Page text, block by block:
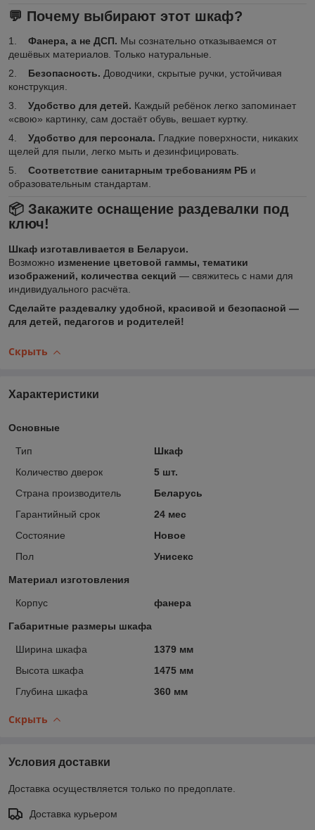
💬 Почему выбирают этот шкаф?
1. Фанера, а не ДСП. Мы сознательно отказываемся от
дешёвых материалов. Только натуральные.
2. Безопасность. Доводчики, скрытые ручки, устойчивая
конструкция.
3. Удобство для детей. Каждый ребёнок легко запоминает
«свою» картинку, сам достаёт обувь, вешает куртку.
4. Удобство для персонала. Гладкие поверхности, никаких
щелей для пыли, легко мыть и дезинфицировать.
5. Соответствие санитарным требованиям РБ и
образовательным стандартам.
📦 Закажите оснащение раздевалки под
ключ!
Шкаф изготавливается в Беларуси.
Возможно изменение цветовой гаммы, тематики
изображений, количества секций — свяжитесь с нами для
индивидуального расчёта.
Сделайте раздевалку удобной, красивой и безопасной —
для детей, педагогов и родителей!
Скрыть
Характеристики
Основные
Тип
Шкаф
Количество дверок
5 шт.
Страна производитель
Беларусь
Гарантийный срок
24 мес
Состояние
Новое
Пол
Унисекс
Материал изготовления
Корпус фанера
Габаритные размеры шкафа
Ширина шкафа
1379 мм
Высота шкафа
1475 мм
Глубина шкафа
360 мм
Скрыть
Условия доставки
Доставка осуществляется только по предоплате.
Доставка курьером